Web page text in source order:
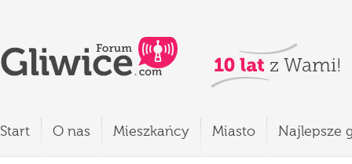
Start O nas Mieszkańcy Miasto Najlepsze